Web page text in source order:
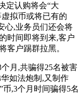
定认购将会“大
拟币或将已有的
心,业务员们还会将
时间即将到来,客户
客户踢群拉黑。
月,共骗得25名被害
如法炮制,又制作
币,3个月时间骗得5名